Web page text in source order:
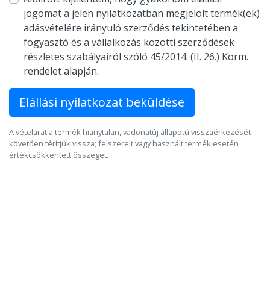
jogomat a jelen nyilatkozatban megjelölt termék(ek)
adásvételére irányuló szerződés tekintetében a
fogyasztó és a vállalkozás közötti szerződések
részletes szabályairól szóló 45/2014. (II. 26.) Korm.
rendelet alapján.
Elállási nyilatkozat beküldése
A vételárat a termék hiánytalan, vadonatúj állapotú visszaérkezését
követően térítjük vissza; felszerelt vagy használt termék esetén
értékcsökkentett összeget.